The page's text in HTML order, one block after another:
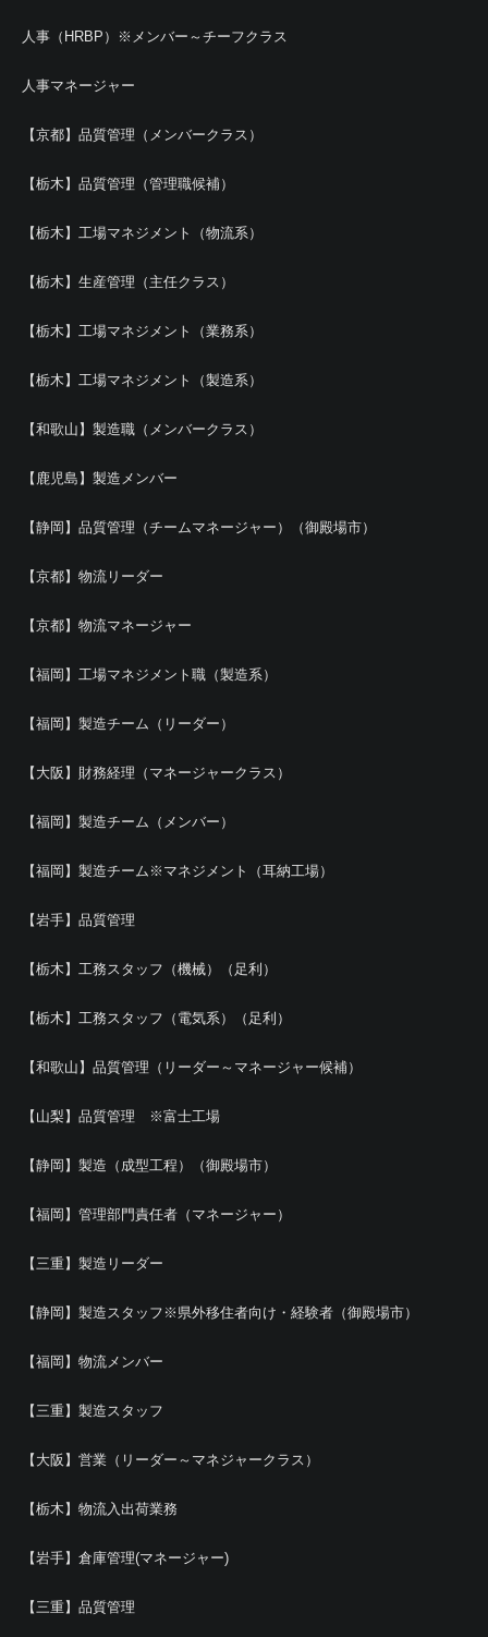
人事（HRBP）※メンバー～チーフクラス
人事マネージャー
【京都】品質管理（メンバークラス）
【栃木】品質管理（管理職候補）
【栃木】工場マネジメント（物流系）
【栃木】生産管理（主任クラス）
【栃木】工場マネジメント（業務系）
【栃木】工場マネジメント（製造系）
【和歌山】製造職（メンバークラス）
【鹿児島】製造メンバー
【静岡】品質管理（チームマネージャー）（御殿場市）
【京都】物流リーダー
【京都】物流マネージャー
【福岡】工場マネジメント職（製造系）
【福岡】製造チーム（リーダー）
【大阪】財務経理（マネージャークラス）
【福岡】製造チーム（メンバー）
【福岡】製造チーム※マネジメント（耳納工場）
【岩手】品質管理
【栃木】工務スタッフ（機械）（足利）
【栃木】工務スタッフ（電気系）（足利）
【和歌山】品質管理（リーダー～マネージャー候補）
【山梨】品質管理 ※富士工場
【静岡】製造（成型工程）（御殿場市）
【福岡】管理部門責任者（マネージャー）
【三重】製造リーダー
【静岡】製造スタッフ※県外移住者向け・経験者（御殿場市）
【福岡】物流メンバー
【三重】製造スタッフ
【大阪】営業（リーダー～マネジャークラス）
【栃木】物流入出荷業務
【岩手】倉庫管理(マネージャー)
【三重】品質管理